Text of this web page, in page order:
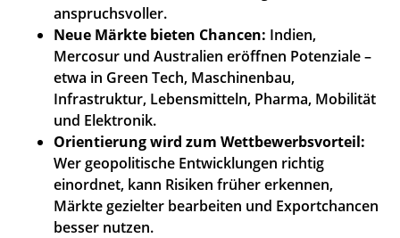
anspruchsvoller.
Neue Märkte bieten Chancen: Indien,
Mercosur und Australien eröffnen Potenziale –
etwa in Green Tech, Maschinenbau,
Infrastruktur, Lebensmitteln, Pharma, Mobilität
und Elektronik.
Orientierung wird zum Wettbewerbsvorteil:
Wer geopolitische Entwicklungen richtig
einordnet, kann Risiken früher erkennen,
Märkte gezielter bearbeiten und Exportchancen
besser nutzen.